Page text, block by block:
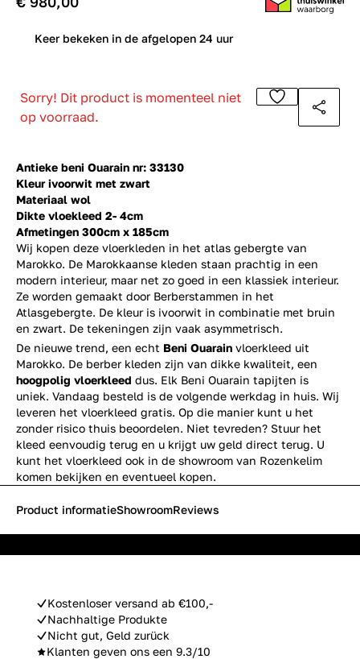
Antieke beni Ouarain nr: 33130
Kleur ivoorwit met zwart
Materiaal wol
Dikte vloekleed 2- 4cm
Afmetingen 300cm x 185cm
Wij kopen deze vloerkleden in het atlas gebergte van
Marokko. De Marokkaanse kleden staan prachtig in een
modern interieur, maar net zo goed in een klassiek interieur.
Ze worden gemaakt door Berberstammen in het
Atlasgebergte. De kleur is ivoorwit in combinatie met bruin
en zwart. De tekeningen zijn vaak asymmetrisch.
Keer bekeken in de afgelopen 24 uur
Sorry! Dit product is momenteel niet
op voorraad.
De nieuwe trend, een echt Beni Ouarain vloerkleed uit
Marokko. De berber kleden zijn van dikke kwaliteit, een
hoogpolig vloerkleed dus. Elk Beni Ouarain tapijten is
uniek. Vandaag besteld is de volgende werkdag in huis. Wij
leveren het vloerkleed gratis. Op die manier kunt u het
zonder risico thuis beoordelen. Niet tevreden? Stuur het
kleed eenvoudig terug en u krijgt uw geld direct terug. U
kunt het vloerkleed ook in de showroom van Rozenkelim
komen bekijken en eventueel kopen.
Kostenloser versand ab €100,-
Nachhaltige Produkte
Nicht gut, Geld zurück
Klanten geven ons een 9.3/10
Product informatieShowroomReviews